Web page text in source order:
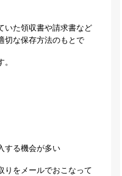
いた領収書や請求書など
切な保存方法のもとで
する機会が多い
りをメールでおこなって